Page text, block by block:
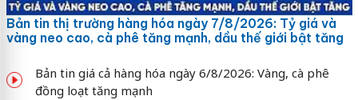
Bản tin thị trường hàng hóa ngày 7/8/2026: Tỷ giá và
vàng neo cao, cà phê tăng mạnh, dầu thế giới bật tăng
Bản tin giá cả hàng hóa ngày 6/8/2026: Vàng, cà phê
đồng loạt tăng mạnh